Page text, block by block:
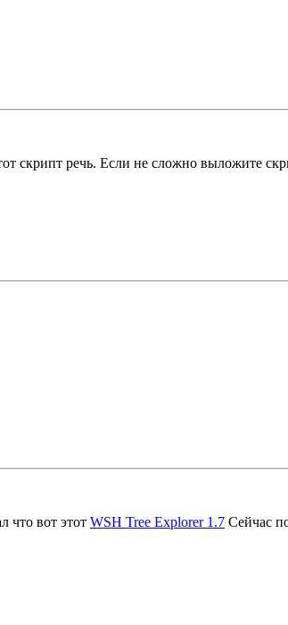
скрипт речь. Если не сложно выложите
что вот этот WSH Tree Explorer 1.7 Сейчас